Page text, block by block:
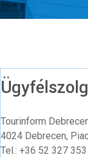
Tourinform
4024 Debrecen,
Tel.: +36 52 327 353